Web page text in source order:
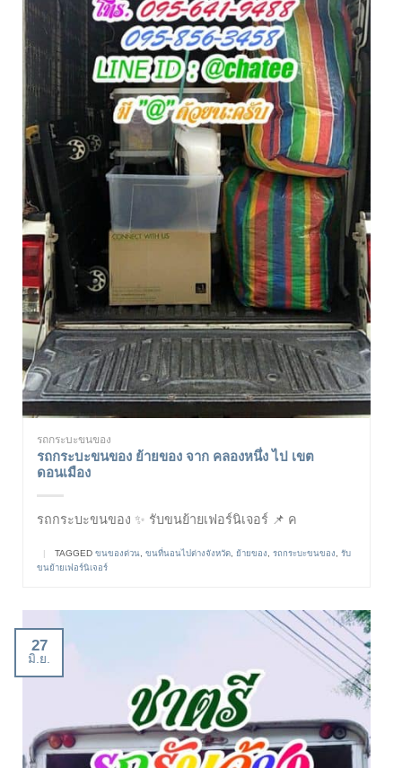
รถกระบะขนของ
รถกระบะขนของ ย้ายของ จาก คลองหนึ่ง ไป เขต
ดอนเมือง
รถกระบะขนของ ✨ รับขนย้ายเฟอร์นิเจอร์ 📌 ค
| TAGGED ขนของด่วน ขนที่นอนไปต่างจังหวัด ย้ายของ รถกระบะขนของ
รับ
ขนย้ายเฟอร์นิเจอร์
27
มิ.ย.